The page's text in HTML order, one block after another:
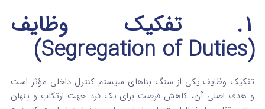
۱. تفکیک وظایف
(Segregation of Duties)
تفکیک وظایف یکی از سنگ بناهای سیستم کنترل داخلی مؤثر است
و هدف اصلی آن، کاهش فرصت برای یک فرد جهت ارتکاب و پنهان‌